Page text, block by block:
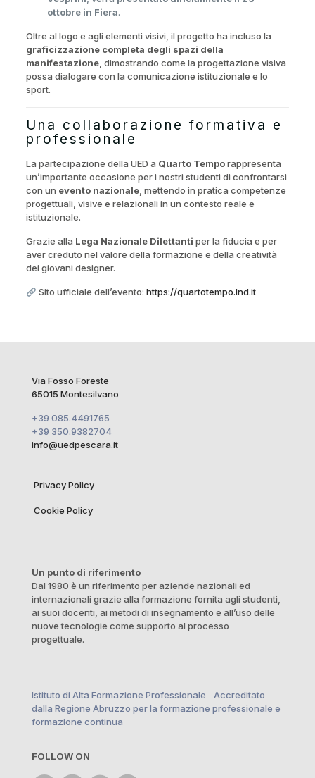
ottobre in Fiera.
Oltre al logo e agli elementi visivi, il progetto ha incluso la
graficizzazione completa degli spazi della
manifestazione
, dimostrando come la progettazione visiva
possa dialogare con la comunicazione istituzionale e lo
sport.
Una collaborazione formativa e
professionale
La partecipazione della UED a Quarto Tempo
rappresenta
un’importante occasione per i nostri studenti di confrontarsi
con un
evento nazionale, mettendo in pratica competenze
progettuali, visive e relazionali in un contesto reale e
istituzionale.
Grazie alla Lega Nazionale Dilettanti per la fiducia e per
aver creduto nel valore della formazione e della creatività
dei giovani designer.
Sito ufficiale dell’evento: https://quartotempo.lnd.it
Via Fosso Foreste
65015 Montesilvano
+39 085.4491765
+39 350.9382704
info@uedpescara.it
Privacy Policy
Cookie Policy
Un punto di riferimento
Dal 1980 è un riferimento per aziende nazionali ed
internazionali grazie alla formazione fornita agli studenti,
ai suoi docenti, ai metodi di insegnamento e all’uso delle
nuove tecnologie come supporto al processo
progettuale.
Istituto di Alta Formazione Professionale Accreditato
dalla Regione Abruzzo per la formazione professionale e
formazione continua
FOLLOW ON